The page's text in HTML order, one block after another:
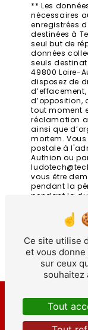
** Les
nécessaires
enregistrées
destinées à
seul but de
données
seuls
49800 Loire-
disposez de
d’opposition,
tout moment
réclamation
ainsi que
mortem.
postale à
Authion ou
vous être
pendant la
pendant la
probatoires
avez le droit
d'opposition
Consultez le
vos droits.
Ce site utilise
et vous
sur ceux
souhaitez
Tout